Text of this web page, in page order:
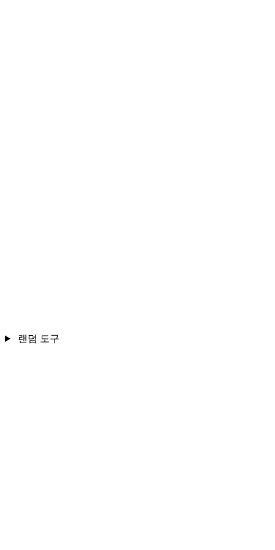
랜덤 도구